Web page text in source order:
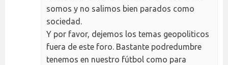
somos y no salimos bien parados como
sociedad.
Y por favor, dejemos los temas geopoliticos
fuera de este foro. Bastante podredumbre
tenemos en nuestro fútbol como para